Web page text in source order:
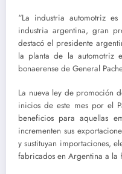
“La industria automotriz
industria argentina, gran
destacó el presidente
la planta de la automotriz
bonaerense de General
La nueva ley de promoción
inicios de este mes por el
beneficios para aquellas
incrementen sus
y sustituyan importaciones,
fabricados en Argentina a la